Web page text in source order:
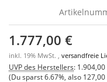
1.777,00 €
inkl. 19% MwSt. , versandfreie
UVP des Herstellers: 1.904,00
(Du sparst6.67% , also 127,00